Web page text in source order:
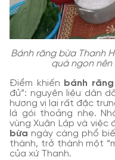
Bánh răng bừa Thanh
quà ngon nên
Điểm khiến bánh
đủ”: nguyên liệu dân
hương vị lại rất đặc
lá gói thoảng nhẹ.
vùng Xuân Lập và việc
bừa ngày càng phổ
thành, trở thành một
của xứ Thanh.